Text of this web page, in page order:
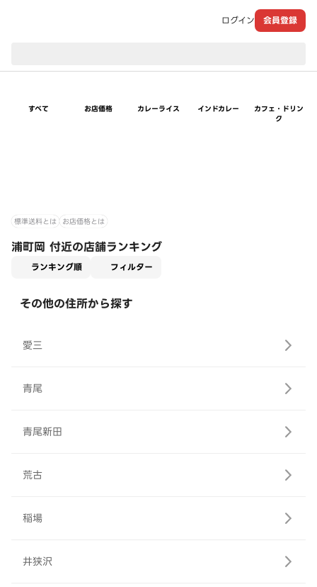
ログイン 会員登録
すべて お店価格 カレーライス インドカレー
カフェ・ドリン
ク
標準送料とは お店価格とは
浦町岡 付近の店舗ランキング
ランキング順 フィルター
その他の住所から探す
愛三
青尾
青尾新田
荒古
稲場
井狭沢